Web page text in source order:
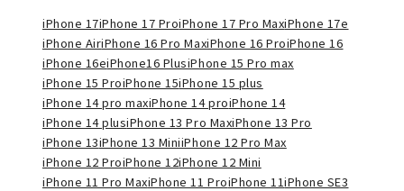
iPhone 17iPhone 17 ProiPhone 17 Pro MaxiPhone 17e
iPhone AiriPhone 16 Pro MaxiPhone 16 ProiPhone 16
iPhone 16eiPhone16 PlusiPhone 15 Pro max
iPhone 15 ProiPhone 15iPhone 15 plus
iPhone 14 pro maxiPhone 14 proiPhone 14
iPhone 14 plusiPhone 13 Pro MaxiPhone 13 Pro
iPhone 13iPhone 13 MiniiPhone 12 Pro Max
iPhone 12 ProiPhone 12iPhone 12 Mini
iPhone 11 Pro MaxiPhone 11 ProiPhone 11iPhone SE3